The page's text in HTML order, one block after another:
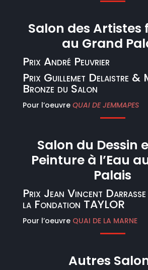
Salon des Artistes
au Grand
Prix André Peuvrier
Prix Guillemet Delaistre &
Bronze du Salon
Pour l’oeuvre QUAI DE JEMMAPES
Salon du Dessin
Peinture à l’Eau
Palais
Prix Jean Vincent Darrasse
la Fondation TAYLOR
Pour l’oeuvre QUAI DE LA MARNE
Autres